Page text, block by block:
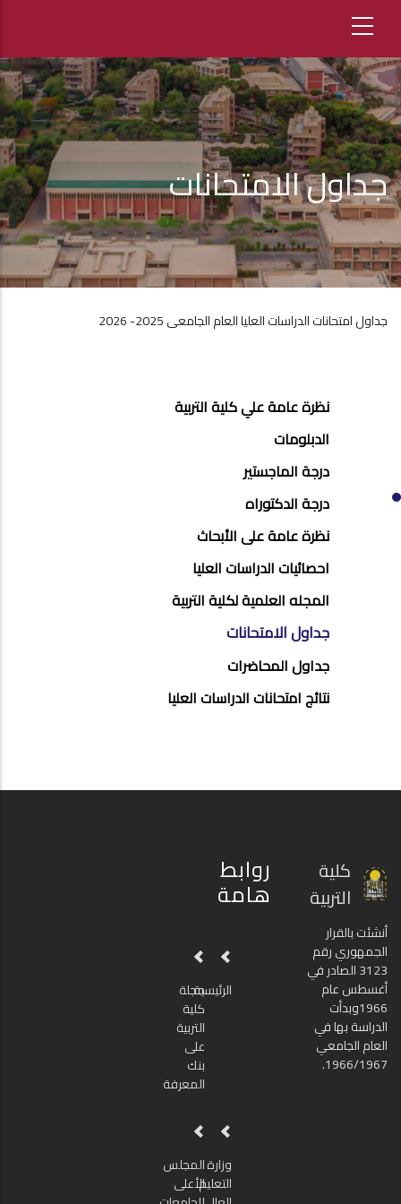
جداول الامتحانات
جداول امتحانات الدراسات العليا العام الجامعى 2025- 2026
POSTGRAD
STUDIES
نظرة عامة علي كلية التربية
الدبلومات
درجة الماجستير
درجة الدكتوراه
نظرة عامة على الأبحاث
احصائيات الدراسات العليا
المجله العلمية لكلية التربية
جداول الامتحانات
جداول المحاضرات
نتائج امتحانات الدراسات العليا
كلية
التربية
أنشئت بالقرار
الجمهوري رقم
3123 الصادر في
أغسطس عام
1966وبدأت
الدراسة بها في
العام الجامعي
1966/1967.
روابط
هامة
الرئيسيةمجلة
كلية
التربية
على
بنك
المعرفة
وزارة
التعليم
المجلس
الأعلى